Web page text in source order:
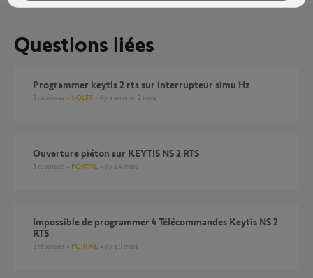
Questions liées
Programmer keytis 2 rts sur interrupteur simu Hz
2 réponses VOLET il y a environ 2 mois
Ouverture piéton sur KEYTIS NS 2 RTS
5 réponses PORTAIL il y a 4 mois
Impossible de programmer 4 Télécommandes Keytis NS 2
RTS
2 réponses PORTAIL il y a 9 mois